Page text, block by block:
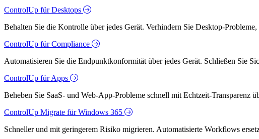
ControlUp für Desktops
Behalten Sie die Kontrolle über jedes Gerät. Verhindern Sie Desktop-
ControlUp für Compliance
Automatisieren Sie die Endpunktkonformität über jedes Gerät. Schließen Sie
ControlUp für Apps
Beheben Sie SaaS- und Web-App-Probleme schnell mit Echtzeit-
ControlUp Migrate für Windows 365
Schneller und mit geringerem Risiko migrieren. Automatisierte Workflows